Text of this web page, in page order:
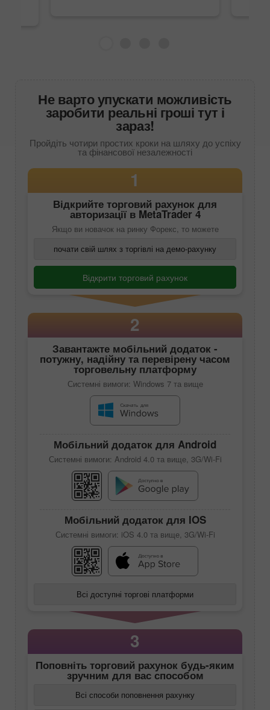
Не варто упускати можливість
заробити реальні гроші тут і
зараз!
Пройдіть чотири простих кроки на шляху до успіху
та фінансової незалежності
1
Відкрийте торговий рахунок для
авторизації в MetaTrader 4
Якщо ви новачок на ринку Форекс, то можете
почати свій шлях з торгівлі на демо-рахунку
Відкрити торговий рахунок
2
Завантажте мобільний додаток -
потужну, надійну та перевірену часом
торговельну платформу
Системні вимоги: Windows 7 та вище
Мобільний додаток для Android
Системні вимоги: Android 4.0 та вище, 3G/Wi-Fi
Мобільний додаток для IOS
Системні вимоги: iOS 4.0 та вище, 3G/Wi-Fi
Всі доступні торгові платформи
3
Поповніть торговий рахунок будь-яким
зручним для вас способом
Всі способи поповнення рахунку